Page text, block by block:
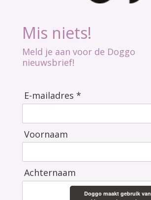
Mis niets!
Meld je aan voor de Doggo
nieuwsbrief!
E-mailadres *
Voornaam
Achternaam
Doggo maakt gebruik van